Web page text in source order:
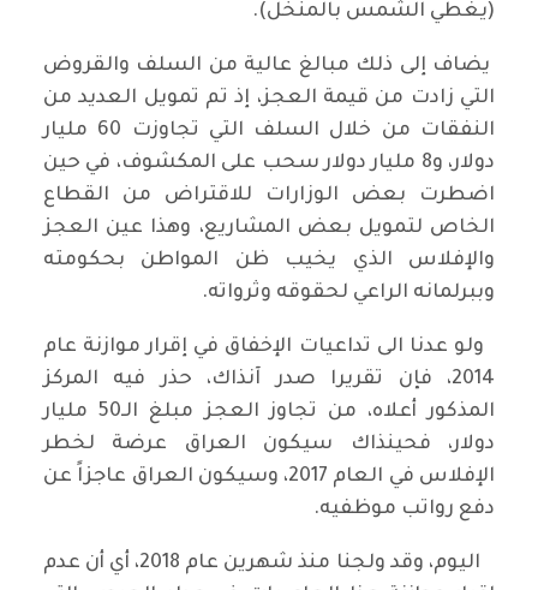
(يغطي الشمس بالمنخل).
يضاف إلى ذلك مبالغ عالية من السلف والقروض
التي زادت من قيمة العجز، إذ تم تمويل العديد من
النفقات من خلال السلف التي تجاوزت 60 مليار
دولار، و8 مليار دولار سحب على المكشوف، في حين
اضطرت بعض الوزارات للاقتراض من القطاع
الخاص لتمويل بعض المشاريع، وهذا عين العجز
والإفلاس الذي يخيب ظن المواطن بحكومته
وببرلمانه الراعي لحقوقه وثرواته.
ولو عدنا الى تداعيات الإخفاق في إقرار موازنة عام
2014، فإن تقريرا صدر آنذاك، حذر فيه المركز
المذكور أعلاه، من تجاوز العجز مبلغ الـ50 مليار
دولار، فحينذاك سيكون العراق عرضة لخطر
الإفلاس في العام 2017، وسيكون العراق عاجزاً عن
دفع رواتب موظفيه.
اليوم، وقد ولجنا منذ شهرين عام 2018، أي أن عدم